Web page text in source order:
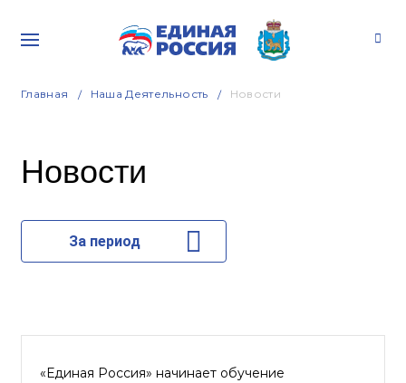
Главная Наша Деятельность Новости
Новости
За период
«Единая Россия» начинает обучение